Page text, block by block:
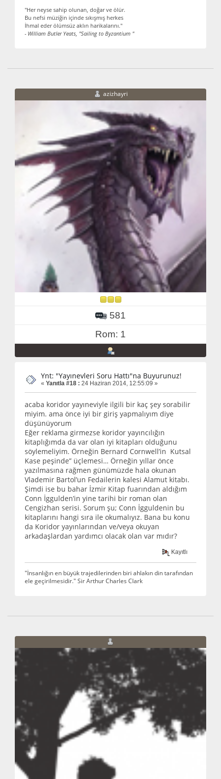
"Her neyse sahip olunan, doğar ve ölür.
Bu nefsi müziğin içinde sıkışmış herkes
İhmal eder ölümsüz aklın harikalarını."
- William Butler Yeats, "Sailing to Byzantium "
azizhayri
581
Rom: 1
Ynt: "Yayınevleri Soru Hattı"na Buyurunuz!
« Yanıtla #18 : 24 Haziran 2014, 12:55:09 »
acaba koridor yayıneviyle ilgili bir kaç şey sorabilir
miyim. ama önce iyi bir giriş yapmalıyım diye
düşünüyorum
Eğer reklama girmezse koridor yayıncılığın
kitaplığımda da var olan iyi kitapları olduğunu
söylemeliyim. Örneğin Bernard Cornwell’in Kutsal
Kase peşinde” üçlemesi… Örneğin yıllar önce
yazılmasına rağmen günümüzde hala okunan
Vlademir Bartol’un Fedailerin kalesi Alamut kitabı.
Şimdi ise bu bahar İzmir Kitap fuarından aldığım
Conn İggulden’in yine tarihi bir roman olan
Cengizhan serisi. Sorum şu; Conn İgguldenin bu
kitaplarını hangi sıra ile okumalıyız. Bana bu konu
da Koridor yayınlarından ve/veya okuyan
arkadaşlardan yardımcı olacak olan var mıdır?
Kayıtlı
"İnsanlığın en büyük trajedilerinden biri ahlakın din tarafından
ele geçirilmesidir." Sir Arthur Charles Clark